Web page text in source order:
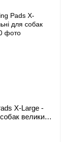
X-Large -
великих